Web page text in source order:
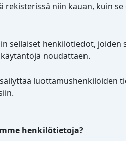
niin kauan, kuin
sellaiset henkilötiedot,
noudattaen.
luottamushenkilöiden
henkilötietoja?